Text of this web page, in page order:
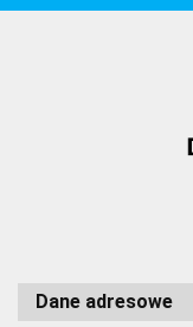
Dane adresowe